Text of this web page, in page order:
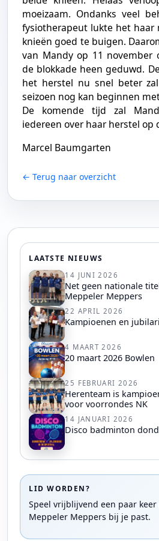
moeizaam. Ondanks veel
fysiotherapeut lukte het haar
knieën goed te buigen.
van Mandy op 11 november
de blokkade heen geduwd.
het herstel nu snel beter
seizoen nog kan beginnen
De komende tijd zal
iedereen over haar herstel op
Marcel Baumgarten
← Terug naar overzicht
LAATSTE NIEUWS
14 JUNI 2026
Net geen nationale
Meppeler Meppers
22 APRIL 2026
Kampioenen en
4 MAART 2026
20 maart 2026 Bowlen
25 FEBRUARI 2026
Herenteam is
voor voorrondes NK
14 JANUARI 2026
Disco badminton
LID WORDEN?
Speel vrijblijvend een paar
Meppeler Meppers bij je past.